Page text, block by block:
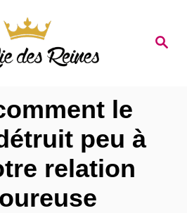
S
le
peu à
relation